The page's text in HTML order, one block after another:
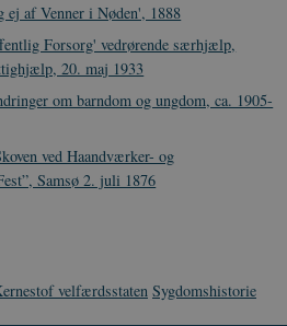
af Venner i Nøden', 1888
Forsorg' vedrørende særhjælp,
20. maj 1933
om barndom og ungdom, ca. 1905-
ved Haandværker- og
Samsø 2. juli 1876
velfærdsstaten Sygdomshistorie